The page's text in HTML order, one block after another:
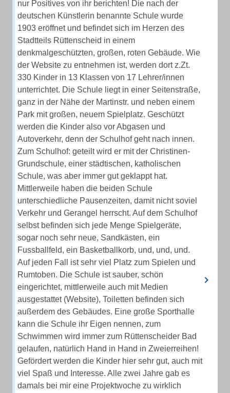
nur Positives von ihr berichten! Die nach der
deutschen Künstlerin benannte Schule wurde
1903 eröffnet und befindet sich im Herzen des
Stadtteils Rüttenscheid in einem
denkmalgeschützten, großen, roten Gebäude. Wie
der Website zu entnehmen ist, werden dort z.Zt.
330 Kinder in 13 Klassen von 17 Lehrer/innen
unterrichtet. Die Schule liegt in einer Seitenstraße,
ganz in der Nähe der Martinstr. und neben einem
Park mit großen, neuem Spielplatz. Geschützt
werden die Kinder also vor Abgasen und
Autoverkehr, denn der Schulhof geht nach innen.
Zum Schulhof: geteilt wird er mit der Christinen-
Grundschule, einer städtischen, katholischen
Schule, was aber immer gut geklappt hat.
Mittlerweile haben die beiden Schule
unterschiedliche Pausenzeiten, damit nicht soviel
Verkehr und Gerangel herrscht. Auf dem Schulhof
selbst befinden sich jede Menge Spielgeräte,
sogar noch sehr neue, Sandkästen, ein
Fussballfeld, ein Basketballkorb, und, und, und.
Auf jeden Fall ist sehr viel Platz zum Spielen und
Rumtoben. Die Schule ist sauber, schön
eingerichtet, mittlerweile auch mit Medien
ausgestattet (Website), Toiletten befinden sich
außerdem des Gebäudes. Eine große Sporthalle
kann die Schule ihr Eigen nennen, zum
Schwimmen wird immer zum Rüttenscheider Bad
gelaufen, natürlich Hand in Hand in Zweierreihen!
Gefördert werden die Kinder hier sehr gut, auch mit
viel Spaß und Interesse. Alle zwei Jahre gab es
damals bei mir eine Projektwoche zu wirklich